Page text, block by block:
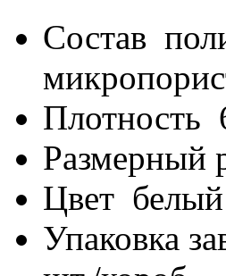
Состав
Плотность
Размерный
Цвет белый
Упаковка